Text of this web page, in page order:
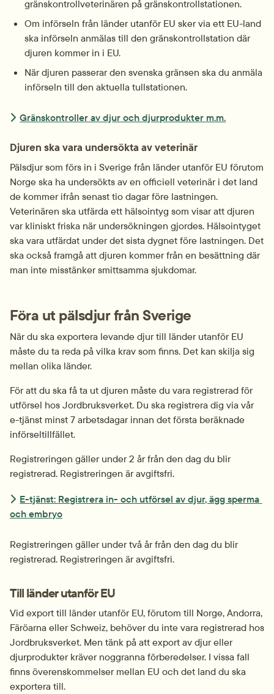
gränskontrollveterinären på gränskontrollstationen.
Om införseln från länder utanför EU sker via ett EU-land
ska införseln anmälas till den gränskontrollstation där
djuren kommer in i EU.
När djuren passerar den svenska gränsen ska du anmäla
införseln till den aktuella tullstationen.
Gränskontroller av djur och djurprodukter m.m.
Djuren ska vara undersökta av veterinär
Pälsdjur som förs in i Sverige från länder utanför EU förutom
Norge ska ha undersökts av en officiell veterinär i det land
de kommer ifrån senast tio dagar före lastningen.
Veterinären ska utfärda ett hälsointyg som visar att djuren
var kliniskt friska när undersökningen gjordes. Hälsointyget
ska vara utfärdat under det sista dygnet före lastningen. Det
ska också framgå att djuren kommer från en besättning där
man inte misstänker smittsamma sjukdomar.
Föra ut pälsdjur från Sverige
När du ska exportera levande djur till länder utanför EU
måste du ta reda på vilka krav som finns. Det kan skilja sig
mellan olika länder.
För att du ska få ta ut djuren måste du vara registrerad för
utförsel hos Jordbruksverket. Du ska registrera dig via vår
e-tjänst minst 7 arbetsdagar innan det första beräknade
införseltillfället.
Registreringen gäller under 2 år från den dag du blir
registrerad. Registreringen är avgiftsfri.
E-tjänst: Registrera in- och utförsel av djur, ägg sperma
och embryo
Registreringen gäller under två år från den dag du blir
registrerad. Registreringen är avgiftsfri.
Till länder utanför EU
Vid export till länder utanför EU, förutom till Norge, Andorra,
Färöarna eller Schweiz, behöver du inte vara registrerad hos
Jordbruksverket. Men tänk på att export av djur eller
djurprodukter kräver noggranna förberedelser. I vissa fall
finns överenskommelser mellan EU och det land du ska
exportera till.